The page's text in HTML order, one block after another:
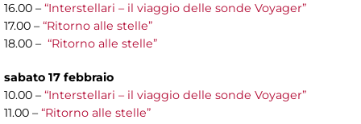
16.00 – “Interstellari – il viaggio delle sonde Voyager”
17.00 – “Ritorno alle stelle”
18.00 – “Ritorno alle stelle”
sabato 17 febbraio
10.00 – “Interstellari – il viaggio delle sonde Voyager”
11.00 – “Ritorno alle stelle”